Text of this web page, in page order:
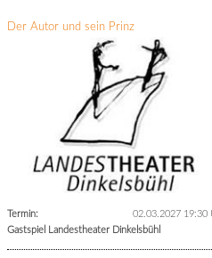
Der Autor und sein Prinz
Termin:
02.03.2027 19:30
Gastspiel Landestheater Dinkelsbühl